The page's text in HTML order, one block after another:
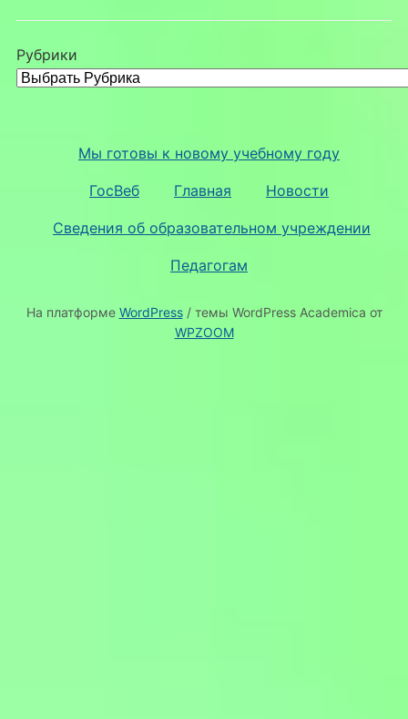
Рубрики
Мы готовы к новому учебному году
ГосВеб Главная Новости
Сведения об образовательном учреждении
Педагогам
На платформе WordPress/ темы WordPress Academica от
WPZOOM